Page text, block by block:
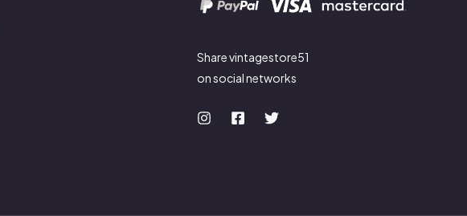
Share vintagestore51
on social networks